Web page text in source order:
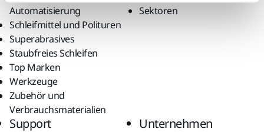
Automatisierung
Schleifmittel und Polituren
Superabrasives
Staubfreies Schleifen
Top Marken
Werkzeuge
Zubehör und
Verbrauchsmaterialien
Sektoren
Support Unternehmen